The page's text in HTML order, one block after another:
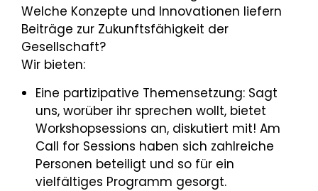
Welche Konzepte und Innovationen liefern
Beiträge zur Zukunftsfähigkeit der
Gesellschaft?
Wir bieten:
Eine partizipative Themensetzung: Sagt
uns, worüber ihr sprechen wollt, bietet
Workshopsessions an, diskutiert mit! Am
Call for Sessions haben sich zahlreiche
Personen beteiligt und so für ein
vielfältiges Programm gesorgt.